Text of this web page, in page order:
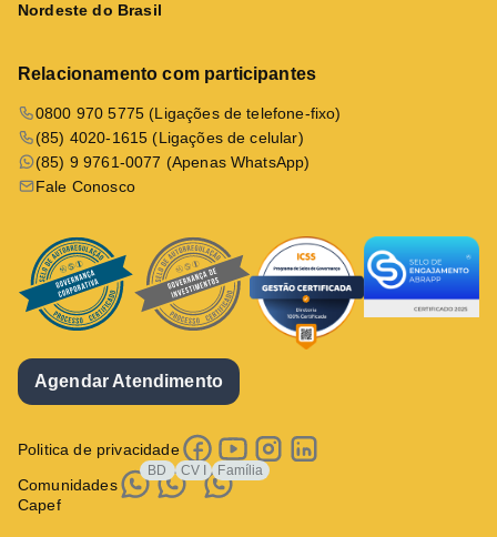
Nordeste do Brasil
Relacionamento com participantes
0800 970 5775 (Ligações de telefone-fixo)
(85) 4020-1615 (Ligações de celular)
(85) 9 9761-0077 (Apenas WhatsApp)
Fale Conosco
Agendar Atendimento
Politica de privacidade
Comunidades
Capef
BD CV I Família